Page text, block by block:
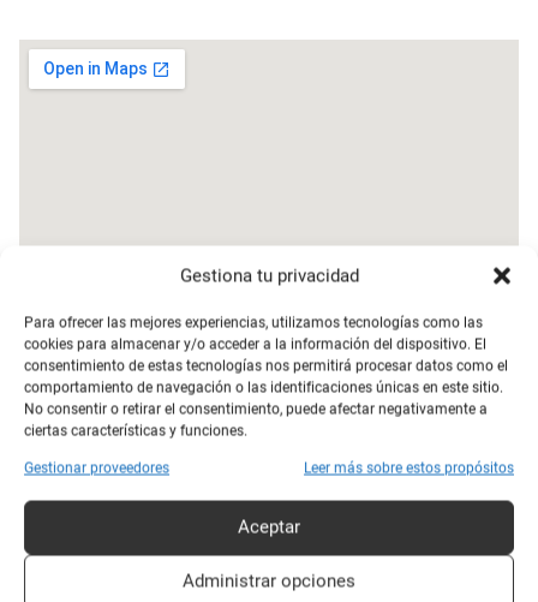
Gestiona tu privacidad
Para ofrecer las mejores experiencias, utilizamos tecnologías como las
cookies para almacenar y/o acceder a la información del dispositivo. El
consentimiento de estas tecnologías nos permitirá procesar datos como el
comportamiento de navegación o las identificaciones únicas en este sitio.
No consentir o retirar el consentimiento, puede afectar negativamente a
ciertas características y funciones.
Gestionar proveedores Leer más sobre estos propósitos
Aceptar
Administrar opciones
Dirección:377 W Galena Blvd, Aurora, IL 60506
Teléfono:+1 630-229-0135
Web: https://www.laborpersonnel.com/
Valoración: